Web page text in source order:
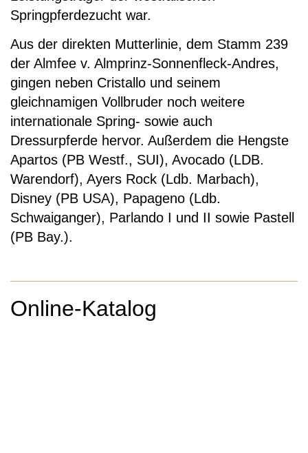
Springpferdezucht war.
Aus der direkten Mutterlinie, dem Stamm 239
der Almfee v. Almprinz-Sonnenfleck-Andres,
gingen neben Cristallo und seinem
gleichnamigen Vollbruder noch weitere
internationale Spring- sowie auch
Dressurpferde hervor. Außerdem die Hengste
Apartos (PB Westf., SUI), Avocado (LDB.
Warendorf), Ayers Rock (Ldb. Marbach),
Disney (PB USA), Papageno (Ldb.
Schwaiganger), Parlando I und II sowie Pastell
(PB Bay.).
Online-Katalog